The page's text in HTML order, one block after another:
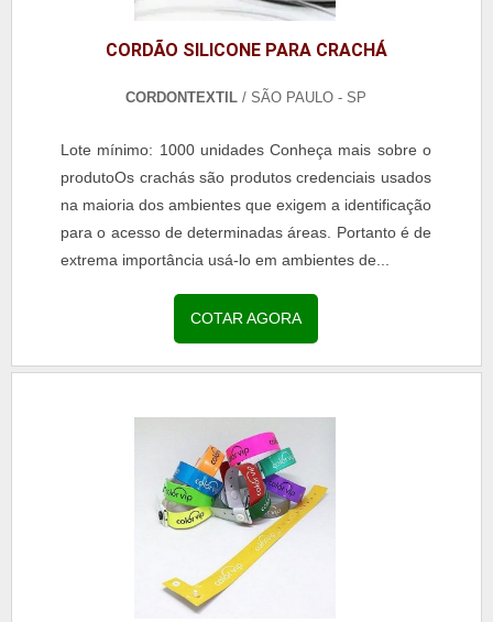
CORDÃO SILICONE PARA CRACHÁ
CORDONTEXTIL/ SÃO PAULO - SP
Lote mínimo: 1000 unidades Conheça mais sobre o
produtoOs crachás são produtos credenciais usados
na maioria dos ambientes que exigem a identificação
para o acesso de determinadas áreas. Portanto é de
extrema importância usá-lo em ambientes de...
COTAR AGORA